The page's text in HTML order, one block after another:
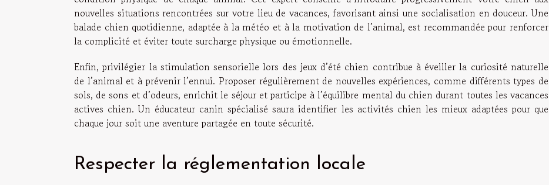
nouvelles situations rencontrées sur votre lieu de vacances, favorisant ainsi une socialisation en douceur. Une
balade chien quotidienne, adaptée à la météo et à la motivation de l’animal, est recommandée pour renforcer
la complicité et éviter toute surcharge physique ou émotionnelle.
Enfin, privilégier la stimulation sensorielle lors des jeux d’été chien contribue à éveiller la curiosité naturelle
de l’animal et à prévenir l’ennui. Proposer régulièrement de nouvelles expériences, comme différents types de
sols, de sons et d’odeurs, enrichit le séjour et participe à l’équilibre mental du chien durant toutes les vacances
actives chien. Un éducateur canin spécialisé saura identifier les activités chien les mieux adaptées pour que
chaque jour soit une aventure partagée en toute sécurité.
Respecter la réglementation locale